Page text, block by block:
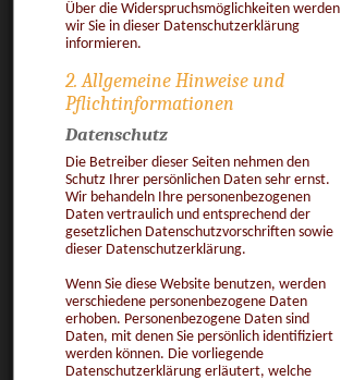
Über die Widerspruchsmöglichkeiten werden
wir Sie in dieser Datenschutzerklärung
informieren.
2. Allgemeine Hinweise und
Pflichtinformationen
Datenschutz
Die Betreiber dieser Seiten nehmen den
Schutz Ihrer persönlichen Daten sehr ernst.
Wir behandeln Ihre personenbezogenen
Daten vertraulich und entsprechend der
gesetzlichen Datenschutzvorschriften sowie
dieser Datenschutzerklärung.
Wenn Sie diese Website benutzen, werden
verschiedene personenbezogene Daten
erhoben. Personenbezogene Daten sind
Daten, mit denen Sie persönlich identifiziert
werden können. Die vorliegende
Datenschutzerklärung erläutert, welche